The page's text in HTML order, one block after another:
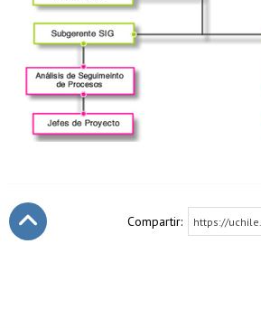
Compartir: https://